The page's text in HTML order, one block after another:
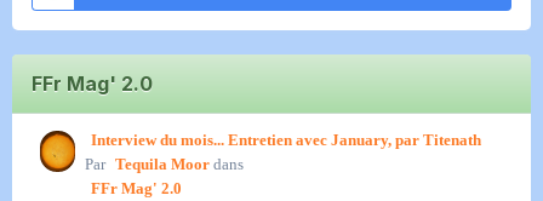
FFr Mag' 2.0
Interview du mois... Entretien avec January, par Titenath
Par Tequila Moor dans
FFr Mag' 2.0